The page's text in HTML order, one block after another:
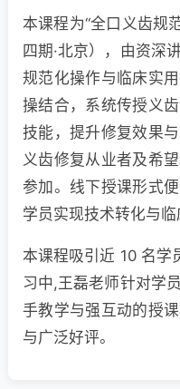
本课程为“全口义齿规
四期·北京），由资深
规范化操作与临床实
操结合，系统传授义
技能，提升修复效果
义齿修复从业者及希
参加。线下授课形式
学员实现技术转化与临
本课程吸引近 10 名学
习中,王磊老师针对学
手教学与强互动的授
与广泛好评。